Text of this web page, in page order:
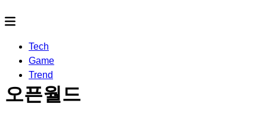
Tech
Game
Trend
오픈월드